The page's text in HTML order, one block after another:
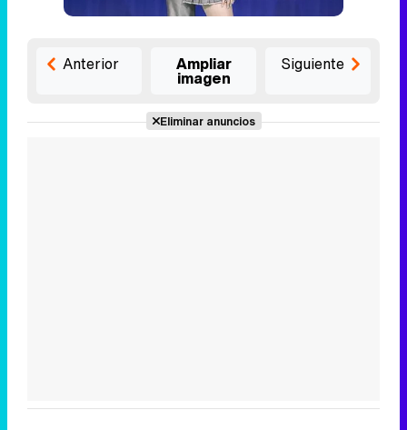
Anterior Ampliar
imagen
Siguiente
Eliminar anuncios